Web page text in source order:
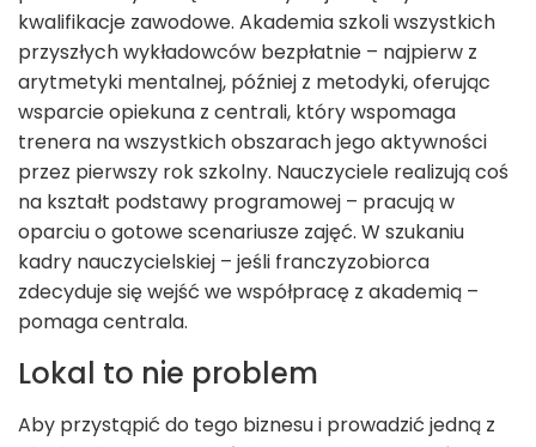
kwalifikacje zawodowe. Akademia szkoli wszystkich
przyszłych wykładowców bezpłatnie – najpierw z
arytmetyki mentalnej, później z metodyki, oferując
wsparcie opiekuna z centrali, który wspomaga
trenera na wszystkich obszarach jego aktywności
przez pierwszy rok szkolny. Nauczyciele realizują coś
na kształt podstawy programowej – pracują w
oparciu o gotowe scenariusze zajęć. W szukaniu
kadry nauczycielskiej – jeśli franczyzobiorca
zdecyduje się wejść we współpracę z akademią –
pomaga centrala.
Lokal to nie problem
Aby przystąpić do tego biznesu i prowadzić jedną z